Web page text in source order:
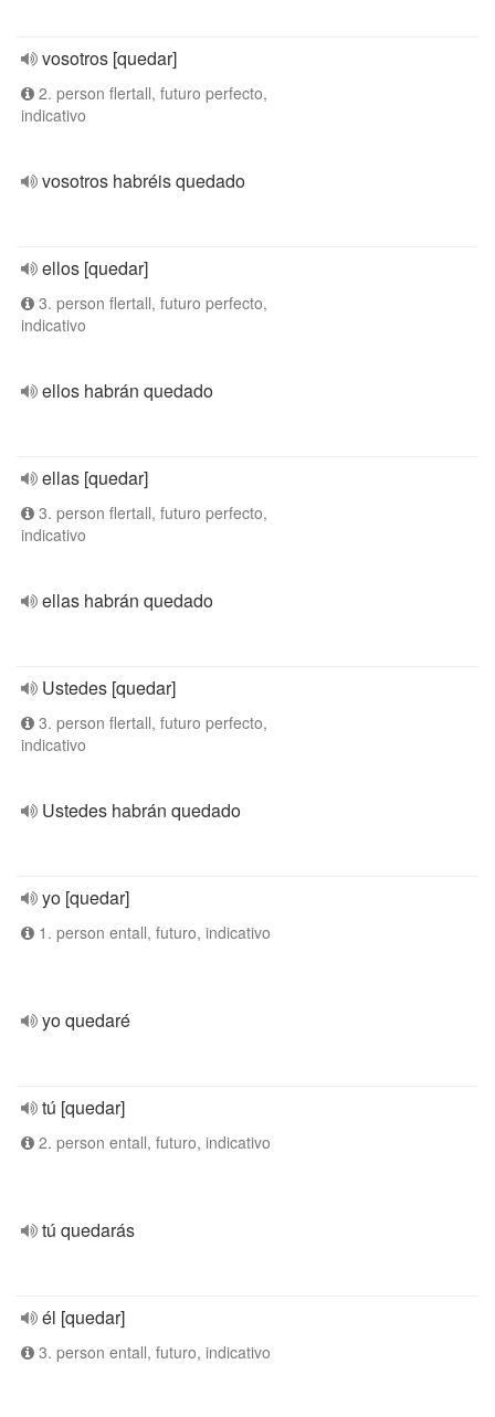
vosotros [quedar]
2. person flertall, futuro perfecto,
indicativo
vosotros habréis quedado
ellos [quedar]
3. person flertall, futuro perfecto,
indicativo
ellos habrán quedado
ellas [quedar]
3. person flertall, futuro perfecto,
indicativo
ellas habrán quedado
Ustedes [quedar]
3. person flertall, futuro perfecto,
indicativo
Ustedes habrán quedado
yo [quedar]
1. person entall, futuro, indicativo
yo quedaré
tú [quedar]
2. person entall, futuro, indicativo
tú quedarás
él [quedar]
3. person entall, futuro, indicativo